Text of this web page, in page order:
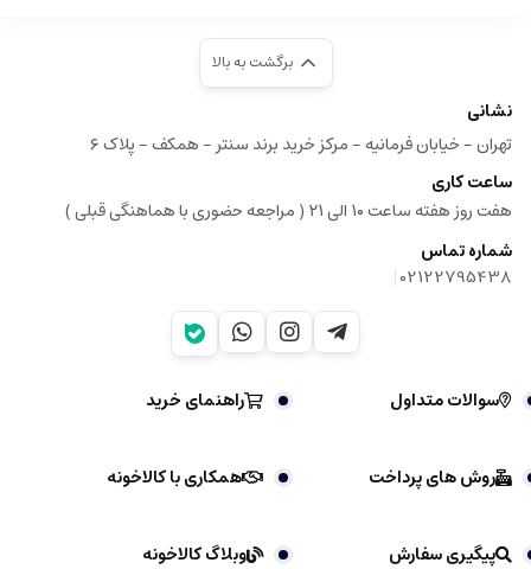
برگشت به بالا
نشانی
تهران - خیابان فرمانیه - مرکز خرید برند سنتر - همکف - پلاک ۶
ساعت کاری
هفت روز هفته ساعت ۱۰ الی ۲۱ ( مراجعه حضوری با هماهنگی قبلی )
شماره تماس
02122795438
|
سوالات متداول راهنمای خرید
روش های پرداخت همکاری با کالاخونه
پیگیری سفارش وبلاگ کالاخونه